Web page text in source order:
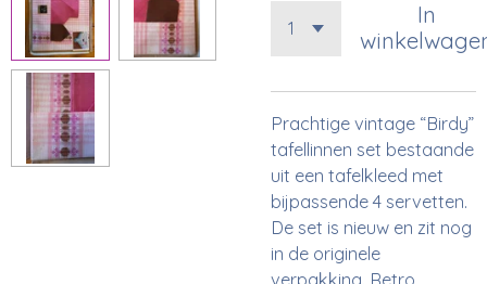
In
Prachtige vintage “Birdy”
tafellinnen set bestaande
uit een tafelkleed met
bijpassende 4 servetten.
De set is nieuw en zit nog
in de originele
verpakking. Retro